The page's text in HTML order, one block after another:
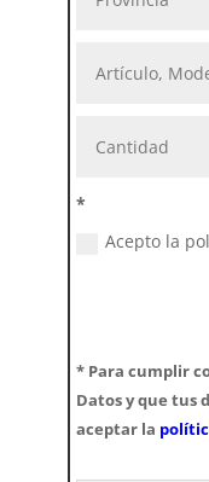
*
Acepto la
* Para cumplir
Datos y que tus
aceptar la